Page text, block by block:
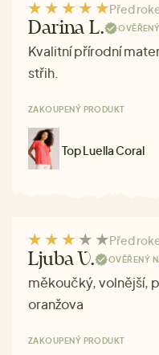
Před
Darina L.
Kvalitní přírodní
střih.
ZAKOUPENÝ PRODUKT
Top Luella Coral
Před
Ljuba V. OVĚŘENÝ
měkoučký, volnější,
oranžova
ZAKOUPENÝ PRODUKT